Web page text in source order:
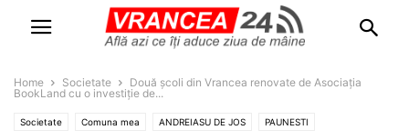
Home Societate
Două școli din Vrancea renovate de Asociația
BookLand cu o investiție de...
Societate Comuna mea ANDREIASU DE JOS PAUNESTI